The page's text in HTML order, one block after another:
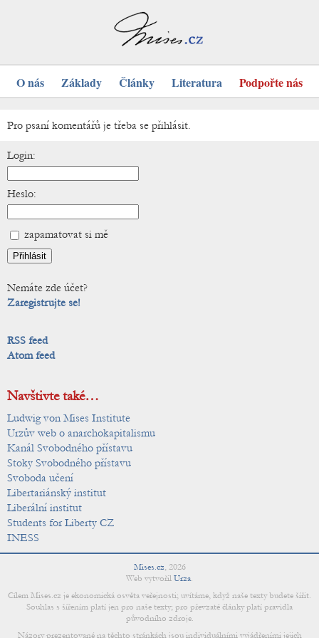
O nás Základy Články Literatura Podpořte nás
Pro psaní komentářů je třeba se přihlásit.
Login:
Heslo:
zapamatovat si mě
Nemáte zde účet?
Zaregistrujte se!
RSS feed
Atom feed
Navštivte také…
Ludwig von Mises Institute
Urzův web o anarchokapitalismu
Kanál Svobodného přístavu
Stoky Svobodného přístavu
Svoboda učení
Libertariánský institut
Liberální institut
Students for Liberty CZ
INESS
Mises.cz, 2026
Web vytvořil Urza.
Cílem Mises.cz je ekonomická osvěta veřejnosti; uvítáme, když naše texty budete šířit.
Souhlas s šířením platí jen pro naše texty; pro převzaté články platí pravidla
původního zdroje.
Názory prezentované na těchto stránkách jsou individuálními vyjádřeními jejich